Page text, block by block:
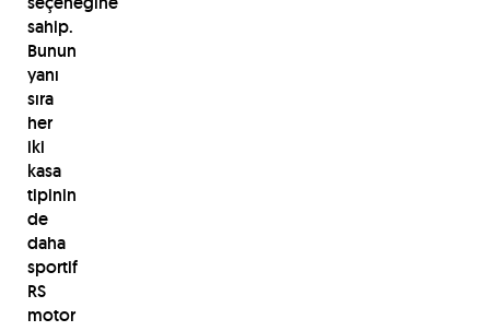
sahip.
Bunun
yanı
sıra
her
iki
kasa
tipinin
de
daha
sportif
RS
motor